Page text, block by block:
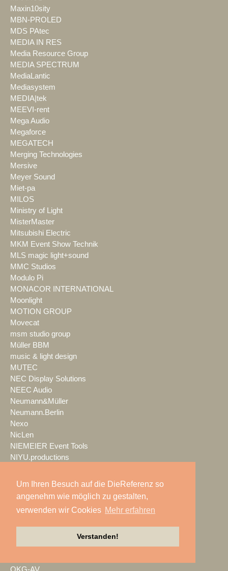
Um Ihren Besuch auf die DieReferenz so
angenehm wie möglich zu gestalten,
verwenden wir Cookies Mehr erfahren
Verstanden!
Maxin10sity
MBN-PROLED
MDS PAtec
MEDIA IN RES
Media Resource Group
MEDIA SPECTRUM
MediaLantic
Mediasystem
MEDIA|tek
MEEVI-rent
Mega Audio
Megaforce
MEGATECH
Merging Technologies
Mersive
Meyer Sound
Miet-pa
MILOS
Ministry of Light
MisterMaster
Mitsubishi Electric
MKM Event Show Technik
MLS magic light+sound
MMC Studios
Modulo Pi
MONACOR INTERNATIONAL
Moonlight
MOTION GROUP
Movecat
msm studio group
Müller BBM
music & light design
MUTEC
NEC Display Solutions
NEEC Audio
Neumann&Müller
Neumann.Berlin
Nexo
NicLen
NIEMEIER Event Tools
NIYU.productions
Nocturne Drones GmbH
NPB Veranstaltungstechnik
NTi Audio
NÜSSLI
Oblong Industries
Oehlbach Kabel